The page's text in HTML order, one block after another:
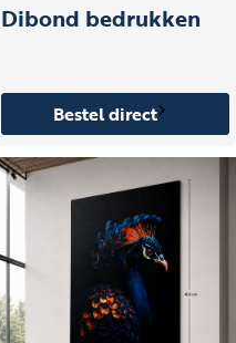
Dibond bedrukken
Bestel direct